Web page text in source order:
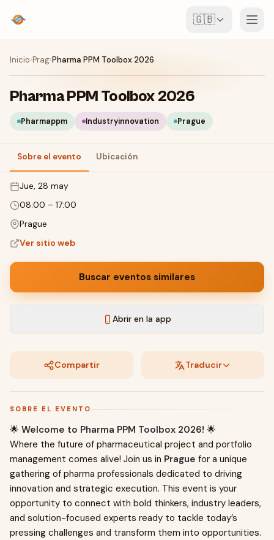
🇬🇧
Eventos
Mapa
Lugares
Para organizadores
Crear evento
Inicio›Prag›Pharma PPM Toolbox 2026
Pharma PPM Toolbox 2026
Pharmappm Industryinnovation Prague
Sobre el evento Ubicación
jue, 28 may
08:00 – 17:00
Prague
Ver sitio web
Buscar eventos similares
Abrir en la app
Compartir Traducir
SOBRE EL EVENTO
🌟 Welcome to Pharma PPM Toolbox 2026! 🌟
Where the future of pharmaceutical project and portfolio
management comes alive! Join us in Prague for a unique
gathering of pharma professionals dedicated to driving
innovation and strategic execution. This event is your
opportunity to connect with bold thinkers, industry leaders,
and solution-focused experts ready to tackle today’s
pressing challenges and transform them into opportunities.